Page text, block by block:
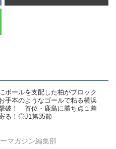
ボールを支配した柏がブロック
手本のようなゴールで粘る横浜
破！ 首位・鹿島に勝ち点１差
る！◎J1第35節
マガジン編集部